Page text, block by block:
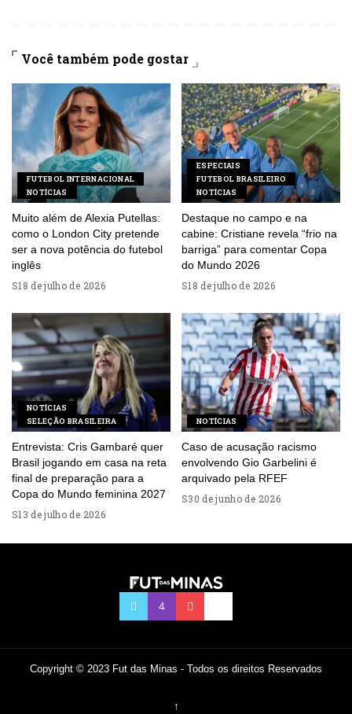
Você também pode gostar
FUTEBOL INTERNACIONAL
NOTÍCIAS
Muito além de Alexia Putellas:
como o London City pretende
ser a nova potência do futebol
inglês
18 de julho de 2026
ESPECIAIS
FUTEBOL BRASILEIRO
NOTÍCIAS
Destaque no campo e na
cabine: Cristiane revela “frio na
barriga” para comentar Copa
do Mundo 2026
18 de julho de 2026
NOTÍCIAS
SELEÇÃO BRASILEIRA
Entrevista: Cris Gambaré quer
Brasil jogando em casa na reta
final de preparação para a
Copa do Mundo feminina 2027
13 de julho de 2026
NOTÍCIAS
Caso de acusação racismo
envolvendo Gio Garbelini é
arquivado pela RFEF
30 de junho de 2026
Copyright © 2023 Fut das Minas - Todos os direitos Reservados
↑